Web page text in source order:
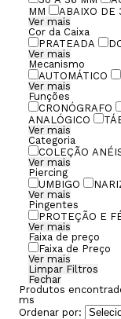
MM
ABAIXO DE
Ver mais
Cor da Caixa
PRATEADA
Ver mais
Mecanismo
AUTOMÁTICO
Ver mais
Funções
CRONÓGRAFO
ANALÓGICO
Ver mais
Categoria
COLEÇÃO
Ver mais
Piercing
UMBIGO
Ver mais
Pingentes
PROTEÇÃO E
Ver mais
Faixa de preço
Faixa de Preço
Ver mais
Limpar Filtros
Fechar
Produtos
ms
Ordenar por: